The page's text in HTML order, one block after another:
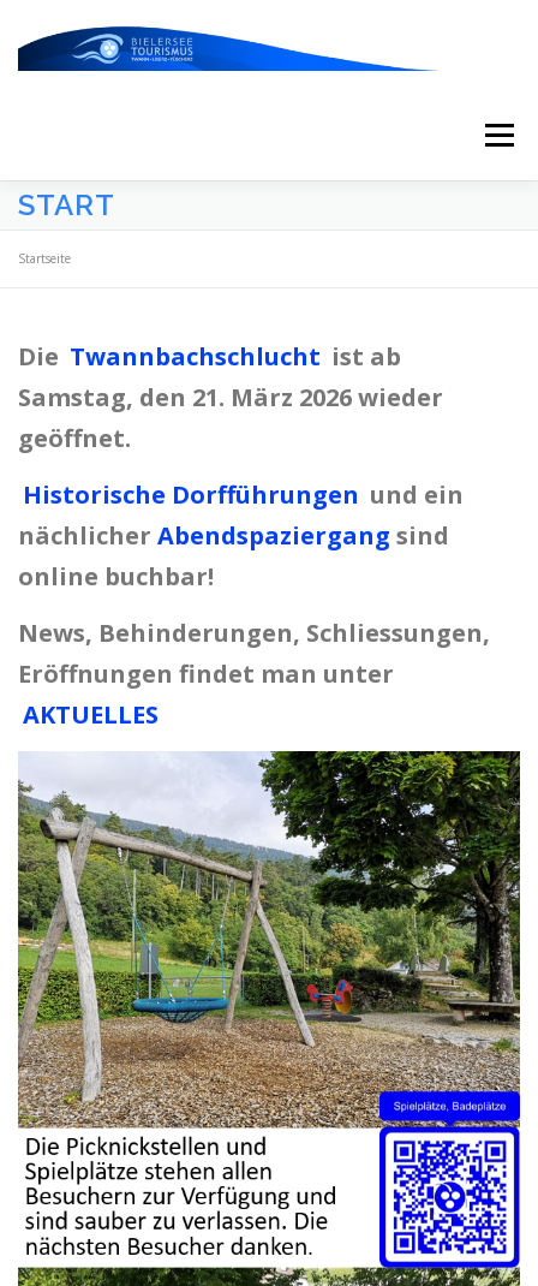
Menü
ESSEN/TRINKEN/SCHLAFEN UNTERWEGS
ÜBER UNS
START
Startseite
Die Twannbachschlucht ist ab
Samstag, den 21. März 2026 wieder
geöffnet.
Historische Dorfführungen und ein
nächlicher Abendspaziergang sind
online buchbar!
News, Behinderungen, Schliessungen,
Eröffnungen findet man unter
AKTUELLES